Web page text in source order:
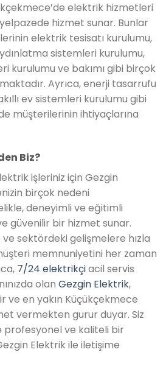
elektrik hizmetleri
hizmet sunar. Bunlar
elektrik tesisatı kurulumu,
sistemleri kurulumu,
kurulumu ve bakımı gibi birçok
Ayrıca, enerji tasarrufu
ev sistemleri kurulumu gibi
müşterilerinin ihtiyaçlarına
Biz?
işleriniz için Gezgin
birçok nedeni
deneyimli ve eğitimli
güvenilir bir hizmet sunar.
sektördeki gelişmelere hızla
memnuniyetini her zaman
7/24 elektrikçiacil servis
olan Gezgin Elektrik,
ve en yakın Küçükçekmece
vermekten gurur duyar. Siz
profesyonel ve kaliteli bir
Elektrik ile iletişime